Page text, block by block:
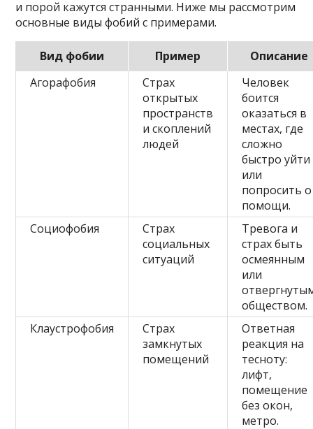
и порой кажутся странными. Ниже мы рассмотрим
основные виды фобий с примерами.
Вид фобии Пример
Описание
Агорафобия
Страх
открытых
пространств
и скоплений
людей
Человек
боится
оказаться в
местах, где
сложно
быстро уйти
или
попросить о
помощи.
Социофобия
Страх
социальных
ситуаций
Тревога и
страх быть
осмеянным
или
обществом.
Клаустрофобия
Страх
замкнутых
помещений
Ответная
реакция на
тесноту:
лифт,
помещение
без окон,
метро.